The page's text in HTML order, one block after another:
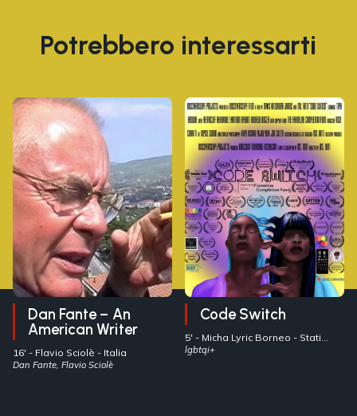
Potrebbero interessarti
Dan Fante – An
American Writer
16' - Flavio Sciolè - Italia
Dan Fante, Flavio Sciolè
Code Switch
5' - Micha Lyric Borneo
Uniti
lgbtqi+